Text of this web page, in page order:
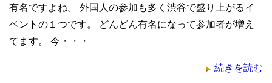
有名ですよね。 外国人の参加も多く渋谷で盛り上がるイ
ベントの１つです。 どんどん有名になって参加者が増え
てます。 今・・・
続きを読む